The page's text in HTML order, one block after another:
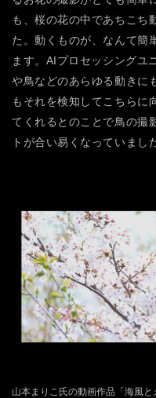
も、桜の花の中であちこち
た。動くものが、なんて簡
ます。AIプロセッシングユ
や鳥などのあらゆる動きに
もそれを検知してこちらに
てくれるとのことで鳥の撮
トが合い易くなっていまし
山本まりこ氏の動画作品「海風